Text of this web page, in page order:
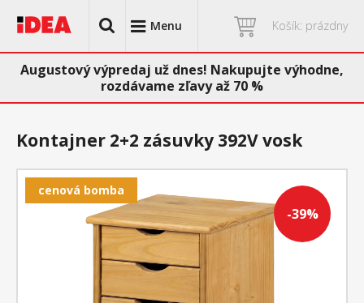
Menu Košík: prázdny
Augustový výpredaj už dnes! Nakupujte výhodne,
rozdávame zľavy až 70 %
-39%
cenová bomba
Kontajner 2+2 zásuvky 392V vosk